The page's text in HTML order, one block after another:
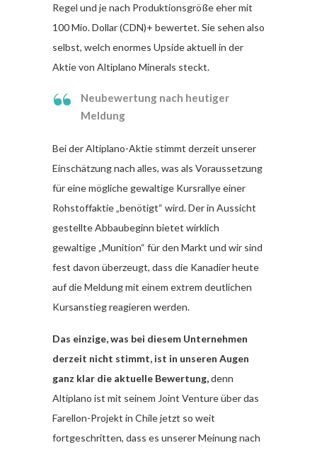
Regel und je nach Produktionsgröße eher mit
100 Mio. Dollar (CDN)+ bewertet. Sie sehen also
selbst, welch enormes Upside aktuell in der
Aktie von Altiplano Minerals steckt.
Neubewertung nach heutiger
Meldung
Bei der Altiplano-Aktie stimmt derzeit unserer
Einschätzung nach alles, was als Voraussetzung
für eine mögliche gewaltige Kursrallye einer
Rohstoffaktie „benötigt“ wird. Der in Aussicht
gestellte Abbaubeginn bietet wirklich
gewaltige „Munition“ für den Markt und wir sind
fest davon überzeugt, dass die Kanadier heute
auf die Meldung mit einem extrem deutlichen
Kursanstieg reagieren werden.
Das einzige, was bei diesem Unternehmen
derzeit nicht stimmt, ist in unseren Augen
ganz klar die aktuelle Bewertung,denn
Altiplano ist mit seinem Joint Venture über das
Farellon-Projekt in Chile jetzt so weit
fortgeschritten, dass es unserer Meinung nach